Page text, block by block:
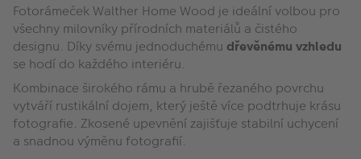
Fotorámeček Walther Home Wood je ideální volbou pro
všechny milovníky přírodních materiálů a čistého
designu. Díky svému jednoduchému dřevěnému vzhledu
se hodí do každého interiéru.
Kombinace širokého rámu a hrubě řezaného povrchu
vytváří rustikální dojem, který ještě více podtrhuje krásu
fotografie. Zkosené upevnění zajišťuje stabilní uchycení
a snadnou výměnu fotografií.